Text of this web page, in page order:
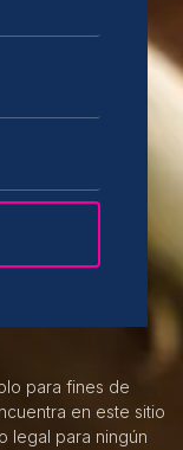
para fines de
en este sitio
legal para ningún